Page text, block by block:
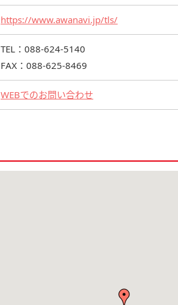
https://www.awanavi.jp/tls/
TEL：088-624-5140
FAX：088-625-8469
WEBでのお問い合わせ